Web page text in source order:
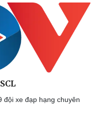
đội xe đạp hạng chuyên